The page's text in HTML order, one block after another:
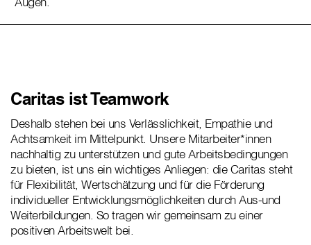
Caritas ist Teamwork
Deshalb stehen bei uns Verlässlichkeit, Empathie und
Achtsamkeit im Mittelpunkt. Unsere Mitarbeiter*innen
nachhaltig zu unterstützen und gute Arbeitsbedingungen
zu bieten, ist uns ein wichtiges Anliegen: die Caritas steht
für Flexibilität, Wertschätzung und für die Förderung
individueller Entwicklungsmöglichkeiten durch Aus-und
Weiterbildungen. So tragen wir gemeinsam zu einer
positiven Arbeitswelt bei.